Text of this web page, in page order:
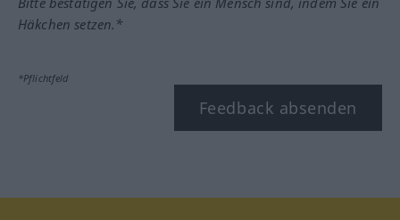
Häkchen setzen.*
*Pflichtfeld
Feedback absenden